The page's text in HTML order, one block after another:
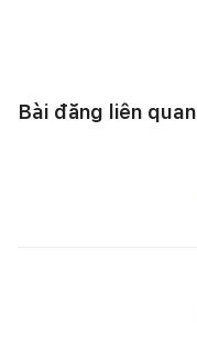
Bài đăng liên quan